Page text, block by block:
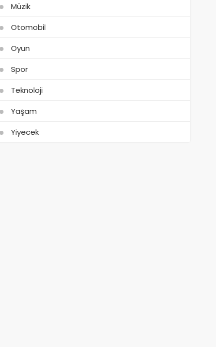
Müzik
Otomobil
Oyun
Spor
Teknoloji
Yaşam
Yiyecek